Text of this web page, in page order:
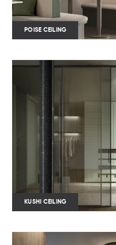
POISE CEILING
KUSHI CEILING